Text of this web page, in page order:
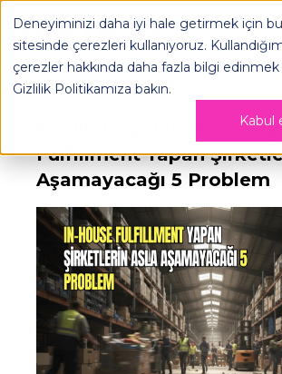
Deneyiminizi daha iyi hale getirmek için
sitesinde çerezleri kullanıyoruz.
çerezler hakkında daha fazla bilgi edinmek
Gizlilik Politikamıza bakın.
Kabul
OPLOG
Kiralık Depolar ile Öz
Fulfillment Yapan
Aşamayacağı 5 Problem